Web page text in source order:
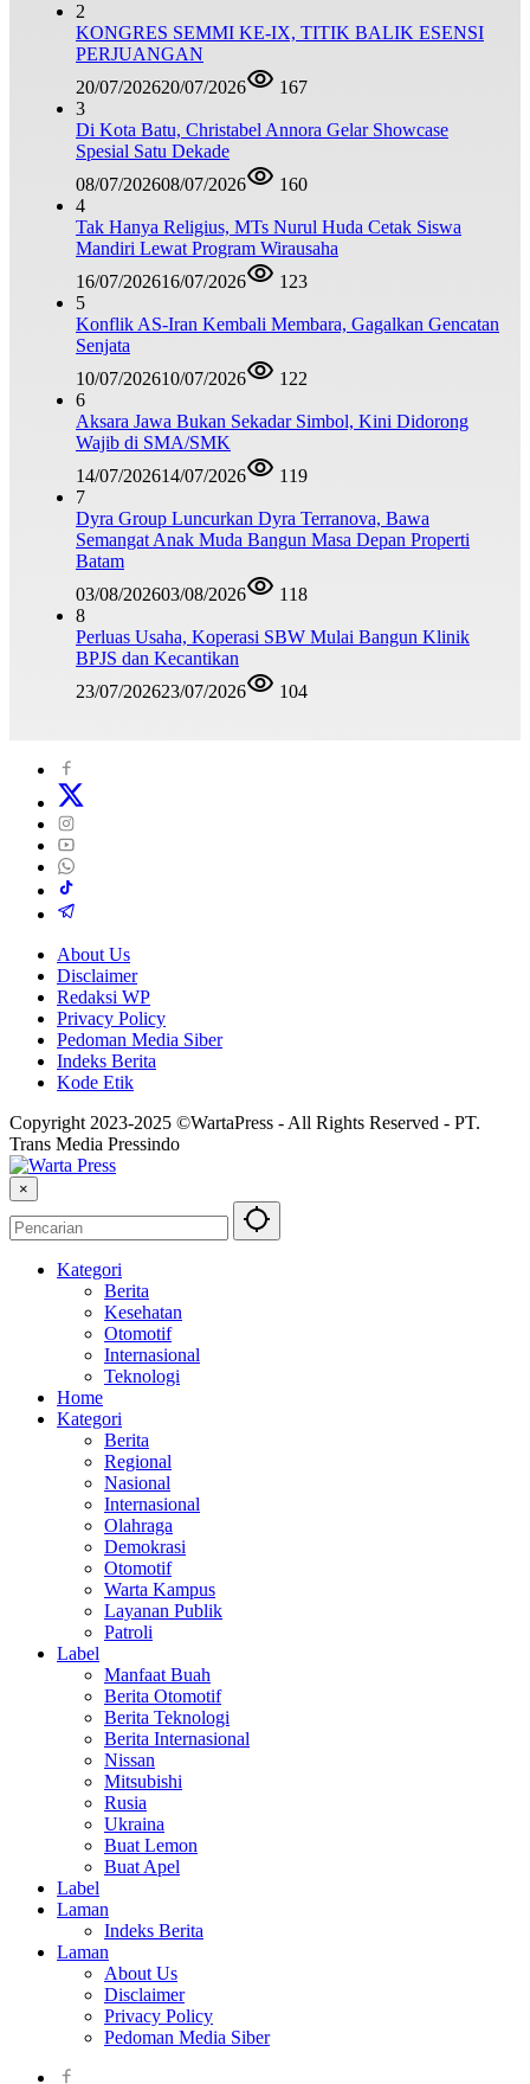
2
KONGRES SEMMI KE-IX, TITIK BALIK ESENSI
PERJUANGAN
20/07/202620/07/2026
167
3
Di Kota Batu, Christabel Annora Gelar Showcase
Spesial Satu Dekade
08/07/202608/07/2026
160
4
Tak Hanya Religius, MTs Nurul Huda Cetak Siswa
Mandiri Lewat Program Wirausaha
16/07/202616/07/2026
123
5
Konflik AS-Iran Kembali Membara, Gagalkan Gencatan
Senjata
10/07/202610/07/2026
122
6
Aksara Jawa Bukan Sekadar Simbol, Kini Didorong
Wajib di SMA/SMK
14/07/202614/07/2026
119
7
Dyra Group Luncurkan Dyra Terranova, Bawa
Semangat Anak Muda Bangun Masa Depan Properti
Batam
03/08/202603/08/2026
118
8
Perluas Usaha, Koperasi SBW Mulai Bangun Klinik
BPJS dan Kecantikan
23/07/202623/07/2026 104
About Us
Disclaimer
Redaksi WP
Privacy Policy
Pedoman Media Siber
Indeks Berita
Kode Etik
Copyright 2023-2025 ©WartaPress - All Rights Reserved - PT.
Trans Media Pressindo
×
Kategori
Berita
Kesehatan
Otomotif
Internasional
Teknologi
Home
Kategori
Berita
Regional
Nasional
Internasional
Olahraga
Demokrasi
Otomotif
Warta Kampus
Layanan Publik
Patroli
Label
Manfaat Buah
Berita Otomotif
Berita Teknologi
Berita Internasional
Nissan
Mitsubishi
Rusia
Ukraina
Buat Lemon
Buat Apel
Label
Laman
Indeks Berita
Laman
About Us
Disclaimer
Privacy Policy
Pedoman Media Siber